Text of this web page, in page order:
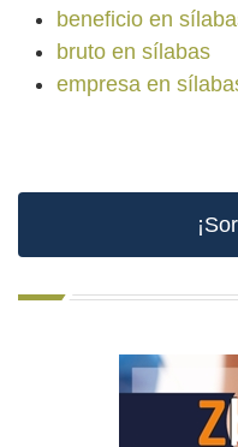
beneficio en
bruto en sílabas
empresa en